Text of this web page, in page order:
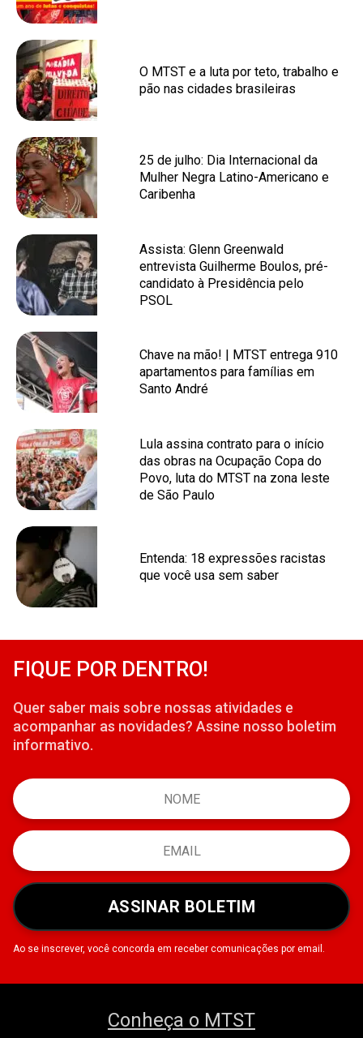
O MTST e a luta por teto, trabalho e
pão nas cidades brasileiras
25 de julho: Dia Internacional da
Mulher Negra Latino-Americano e
Caribenha
Assista: Glenn Greenwald
entrevista Guilherme Boulos, pré-
candidato à Presidência pelo
PSOL
Chave na mão! | MTST entrega 910
apartamentos para famílias em
Santo André
Lula assina contrato para o início
das obras na Ocupação Copa do
Povo, luta do MTST na zona leste
de São Paulo
Entenda: 18 expressões racistas
que você usa sem saber
FIQUE POR DENTRO!
Quer saber mais sobre nossas atividades e
acompanhar as novidades? Assine nosso boletim
informativo.
ASSINAR BOLETIM
Ao se inscrever, você concorda em receber comunicações por email.
Conheça o MTST